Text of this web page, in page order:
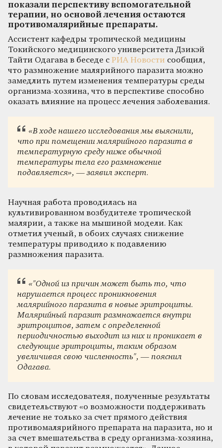
показали перспективу вспомогательной
терапии, но основой лечения остаются
противомалярийные препараты.
Ассистент кафедры тропической медицины
Токийского медицинского университета Дзикэй
Тайти Одагава в беседе с РИА Новости сообщил,
что размножение малярийного паразита можно
замедлить путем изменения температуры среды
организма-хозяина, что в перспективе способно
оказать влияние на процесс лечения заболевания.
«В ходе нашего исследования мы выяснили,
что при помещении малярийного паразита в
температурную среду ниже обычной
температуры тела его размножение
подавляется», — заявил эксперт.
Научная работа проводилась на
культивированном возбудителе тропической
малярии, а также на мышиной модели. Как
отметил ученый, в обоих случаях снижение
температуры приводило к подавлению
размножения паразита.
«"Одной из причин может быть то, что
нарушается процесс проникновения
малярийного паразита в новые эритроциты.
Малярийный паразит размножается внутри
эритроцитов, затем с определенной
периодичностью выходит из них и проникает в
следующие эритроциты, таким образом
увеличивая свою численность", — пояснил
Одагава.
По словам исследователя, полученные результаты
свидетельствуют «о возможности поддерживать
лечение не только за счет прямого действия
противомалярийного препарата на паразита, но и
за счет вмешательства в среду организма-хозяина,